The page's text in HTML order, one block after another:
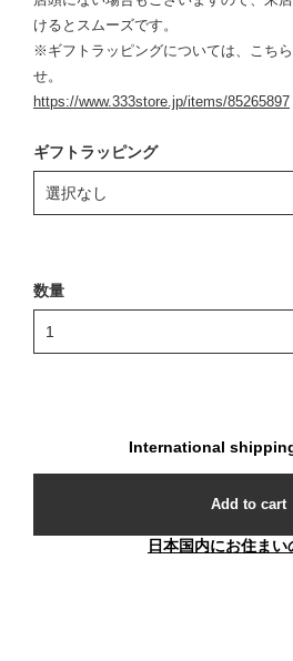
けるとスムーズです。
※ギフトラッピングについては、こち
せ。
https://www.333store.jp/items/85265897
ギフトラッピング
数量
International
Add to cart
日本国内にお住まい